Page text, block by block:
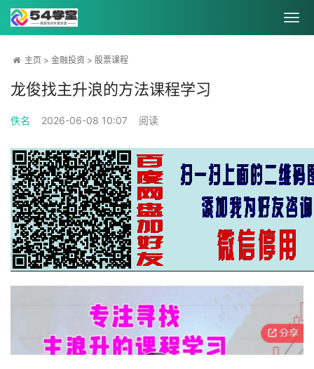
主页 > 金融投资 > 股票课程
龙俊找主升浪的方法课程学习
佚名 2026-06-08 10:07 阅读